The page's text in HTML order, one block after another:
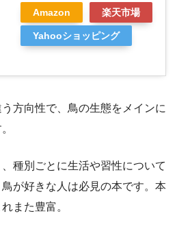
Amazon 楽天市場
Yahooショッピング
方向性で、鳥の生態をメインに
種別ごとに生活や習性について
が好きな人は必見の本です。本
また豊富。